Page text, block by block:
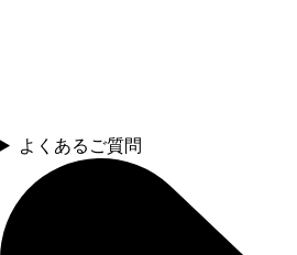
よくあるご質問